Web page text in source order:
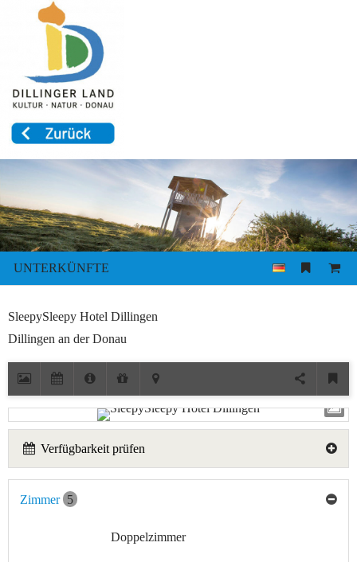
UNTERKÜNFTE
SleepySleepy Hotel Dillingen
Dillingen an der Donau
Verfügbarkeit prüfen
Zimmer 5
Doppelzimmer